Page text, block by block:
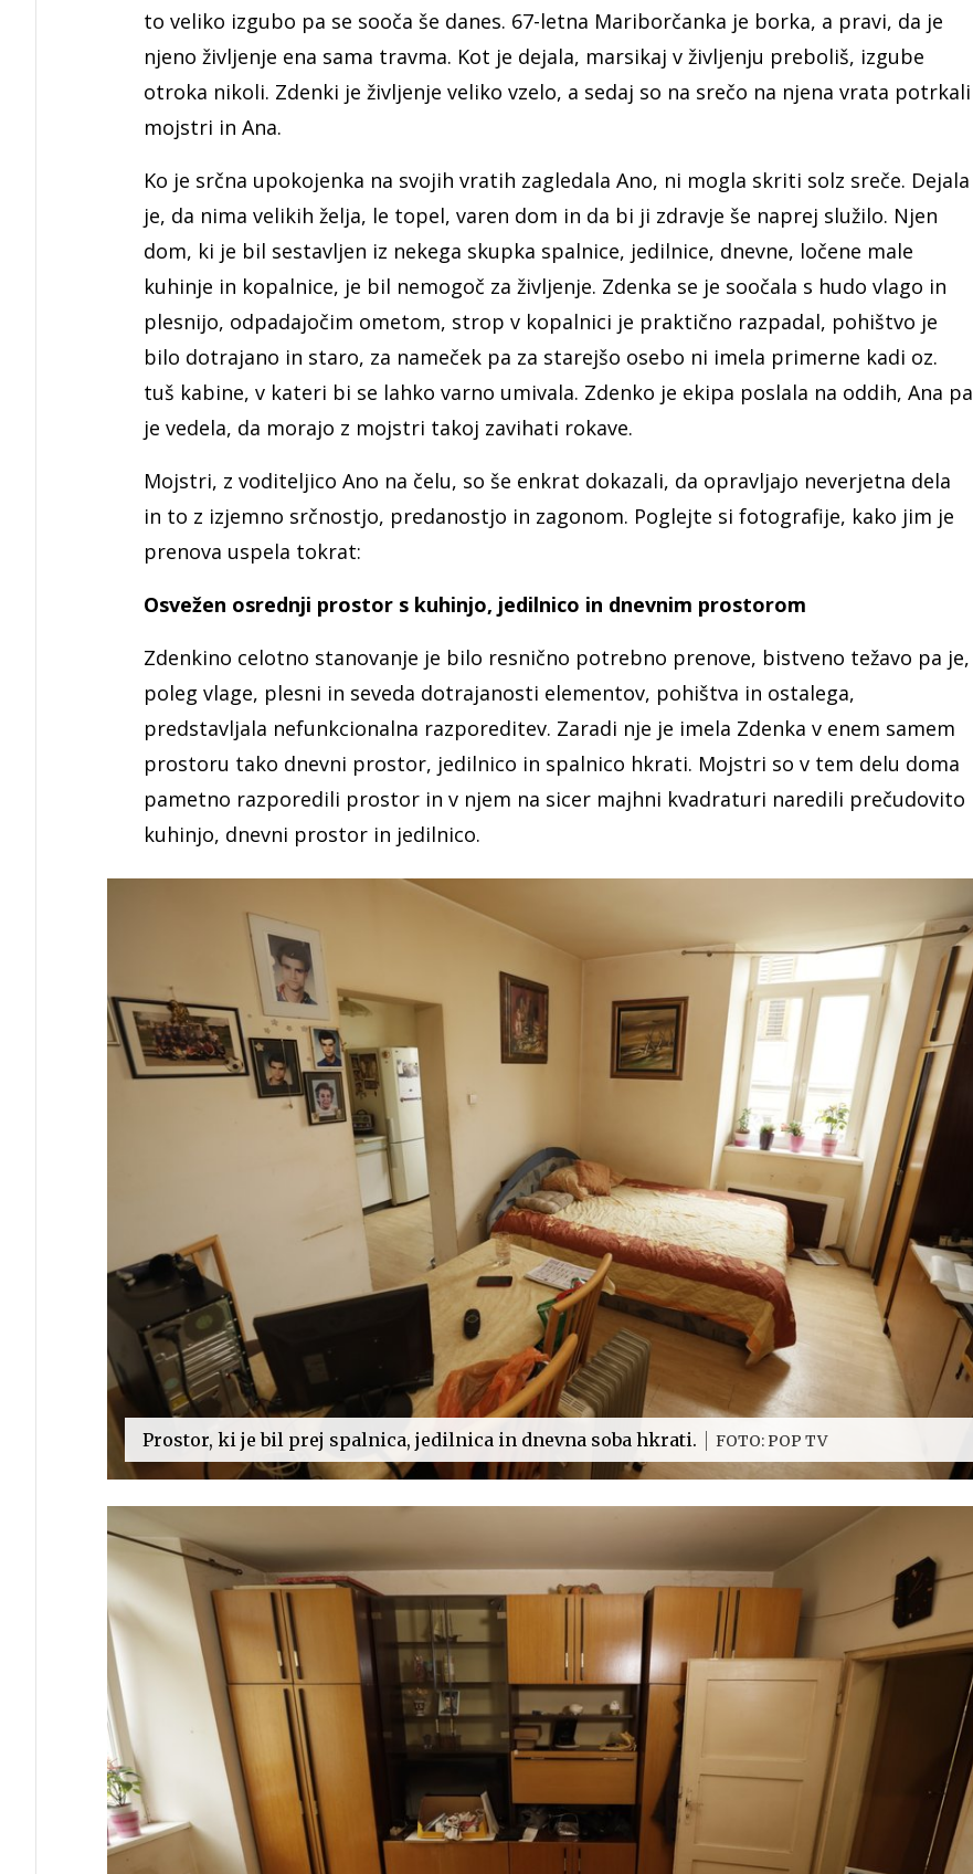
to veliko izgubo pa se sooča še danes. 67-letna Mariborčanka je borka, a pravi, da je
njeno življenje ena sama travma. Kot je dejala, marsikaj v življenju preboliš, izgube
otroka nikoli. Zdenki je življenje veliko vzelo, a sedaj so na srečo na njena vrata potrkali
mojstri in Ana.
Ko je srčna upokojenka na svojih vratih zagledala Ano, ni mogla skriti solz sreče. Dejala
je, da nima velikih želja, le topel, varen dom in da bi ji zdravje še naprej služilo. Njen
dom, ki je bil sestavljen iz nekega skupka spalnice, jedilnice, dnevne, ločene male
kuhinje in kopalnice, je bil nemogoč za življenje. Zdenka se je soočala s hudo vlago in
plesnijo, odpadajočim ometom, strop v kopalnici je praktično razpadal, pohištvo je
bilo dotrajano in staro, za nameček pa za starejšo osebo ni imela primerne kadi oz.
tuš kabine, v kateri bi se lahko varno umivala. Zdenko je ekipa poslala na oddih, Ana pa
je vedela, da morajo z mojstri takoj zavihati rokave.
Mojstri, z voditeljico Ano na čelu, so še enkrat dokazali, da opravljajo neverjetna dela
in to z izjemno srčnostjo, predanostjo in zagonom. Poglejte si fotografije, kako jim je
prenova uspela tokrat:
Osvežen osrednji prostor s kuhinjo, jedilnico in dnevnim prostorom
Zdenkino celotno stanovanje je bilo resnično potrebno prenove, bistveno težavo pa je,
poleg vlage, plesni in seveda dotrajanosti elementov, pohištva in ostalega,
predstavljala nefunkcionalna razporeditev. Zaradi nje je imela Zdenka v enem samem
prostoru tako dnevni prostor, jedilnico in spalnico hkrati. Mojstri so v tem delu doma
pametno razporedili prostor in v njem na sicer majhni kvadraturi naredili prečudovito
kuhinjo, dnevni prostor in jedilnico.
Prostor, ki je bil prej spalnica, jedilnica in dnevna soba hkrati. FOTO: POP TV